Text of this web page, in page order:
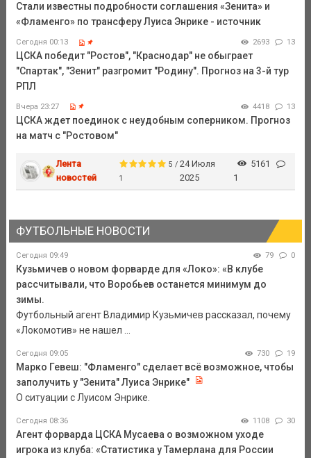
Стали известны подробности соглашения «Зенита» и
«Фламенго» по трансферу Луиса Энрике - источник
Сегодня 00:13 2693 13
ЦСКА победит "Ростов", "Краснодар" не обыграет
"Спартак", "Зенит" разгромит "Родину". Прогноз на 3-й тур
РПЛ
Вчера 23:27 4418 13
ЦСКА ждет поединок с неудобным соперником. Прогноз
на матч с "Ростовом"
Лента
новостей
5 /
1
24 Июля
2025
5161
1
ФУТБОЛЬНЫЕ НОВОСТИ
Сегодня 09:49 79 0
Кузьмичев о новом форварде для «Локо»: «В клубе
рассчитывали, что Воробьев останется минимум до
зимы.
Футбольный агент Владимир Кузьмичев рассказал, почему
«Локомотив» не нашел ...
Сегодня 09:05 730 19
Марко Гевеш: "Фламенго" сделает всё возможное, чтобы
заполучить у "Зенита" Луиса Энрике"
О ситуации с Луисом Энрике.
Сегодня 08:36 1108 30
Агент форварда ЦСКА Мусаева о возможном уходе
игрока из клуба: «Статистика у Тамерлана для России